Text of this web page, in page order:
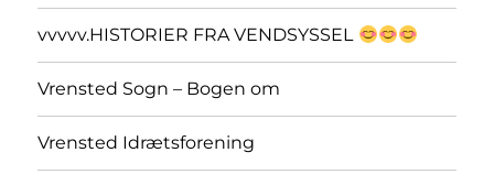
vvvvv.HISTORIER FRA VENDSYSSEL
Vrensted Sogn – Bogen om
Vrensted Idrætsforening